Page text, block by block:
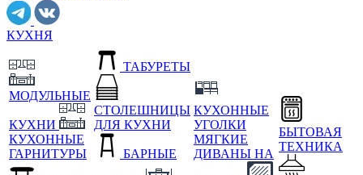
КУХНЯ
МОДУЛЬНЫЕ
КУХНИ
КУХОННЫЕ
ГАРНИТУРЫ
ТАБУРЕТЫ
СТОЛЕШНИЦЫ
ДЛЯ КУХНИ
БАРНЫЕ
КУХОННЫЕ
УГОЛКИ
МЯГКИЕ
ДИВАНЫ НА
БЫТОВАЯ
ТЕХНИКА